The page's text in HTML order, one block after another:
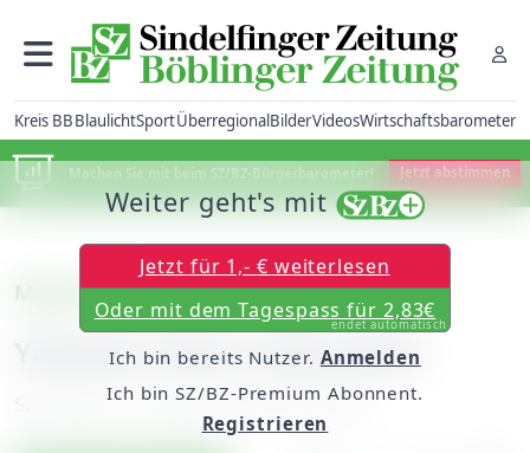
Kreis BBBlaulichtSportÜberregionalBilderVideosWirtschaftsbarometer
Machen Sie mit beim SZ/BZ-Bürgerbarometer! Jetzt abstimmen
Magstadt
Yamaha-Fahrer übersehen
Samstag, 01. August 2009, 00:00 Uhr
Weiter geht's mit
Jetzt für 1,- € weiterlesen
Oder mit dem Tagespass für 2,83€
endet automatisch
Ich bin bereits Nutzer. Anmelden
Ich bin SZ/BZ-Premium Abonnent.
Registrieren